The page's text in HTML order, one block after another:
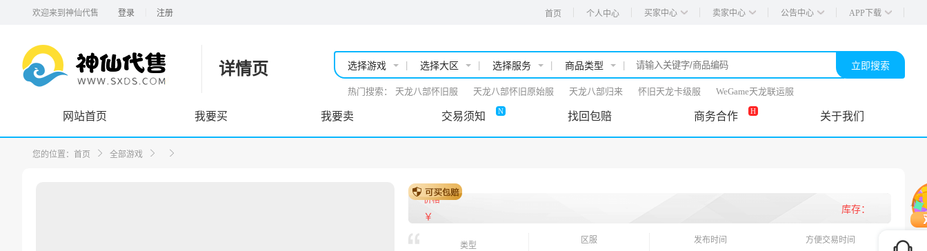
欢迎来到神仙代售 登录 注册 首页 个人中心 买家中心 卖家中心 公告中心 APP下载
详情页 选择游戏 | 选择大区 | 选择服务 | 商品类型 | 立即搜索
热门搜索： 天龙八部怀旧服 天龙八部怀旧原始服 天龙八部归来 怀旧天龙卡级服 WeGame天龙联运服
网站首页 我要买 我要卖 交易须知 N 找回包赔 商务合作 H 关于我们
您的位置： 首页 全部游戏
价格
￥
库存：
类型
区服
发布时间
方便交易时间